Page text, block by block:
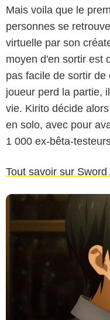
Mais voila que le
personnes se
virtuelle par son
moyen d'en sortir est
pas facile de sortir
joueur perd la partie,
vie. Kirito décide
en solo, avec pour
1 000 ex-bêta-
Tout savoir sur